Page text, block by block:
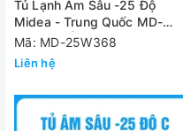
Tủ Lạnh Âm Sâu -25 Độ
Midea - Trung Quốc MD-
25W368 | 368 Lít
Mã: MD-25W368
Liên hệ